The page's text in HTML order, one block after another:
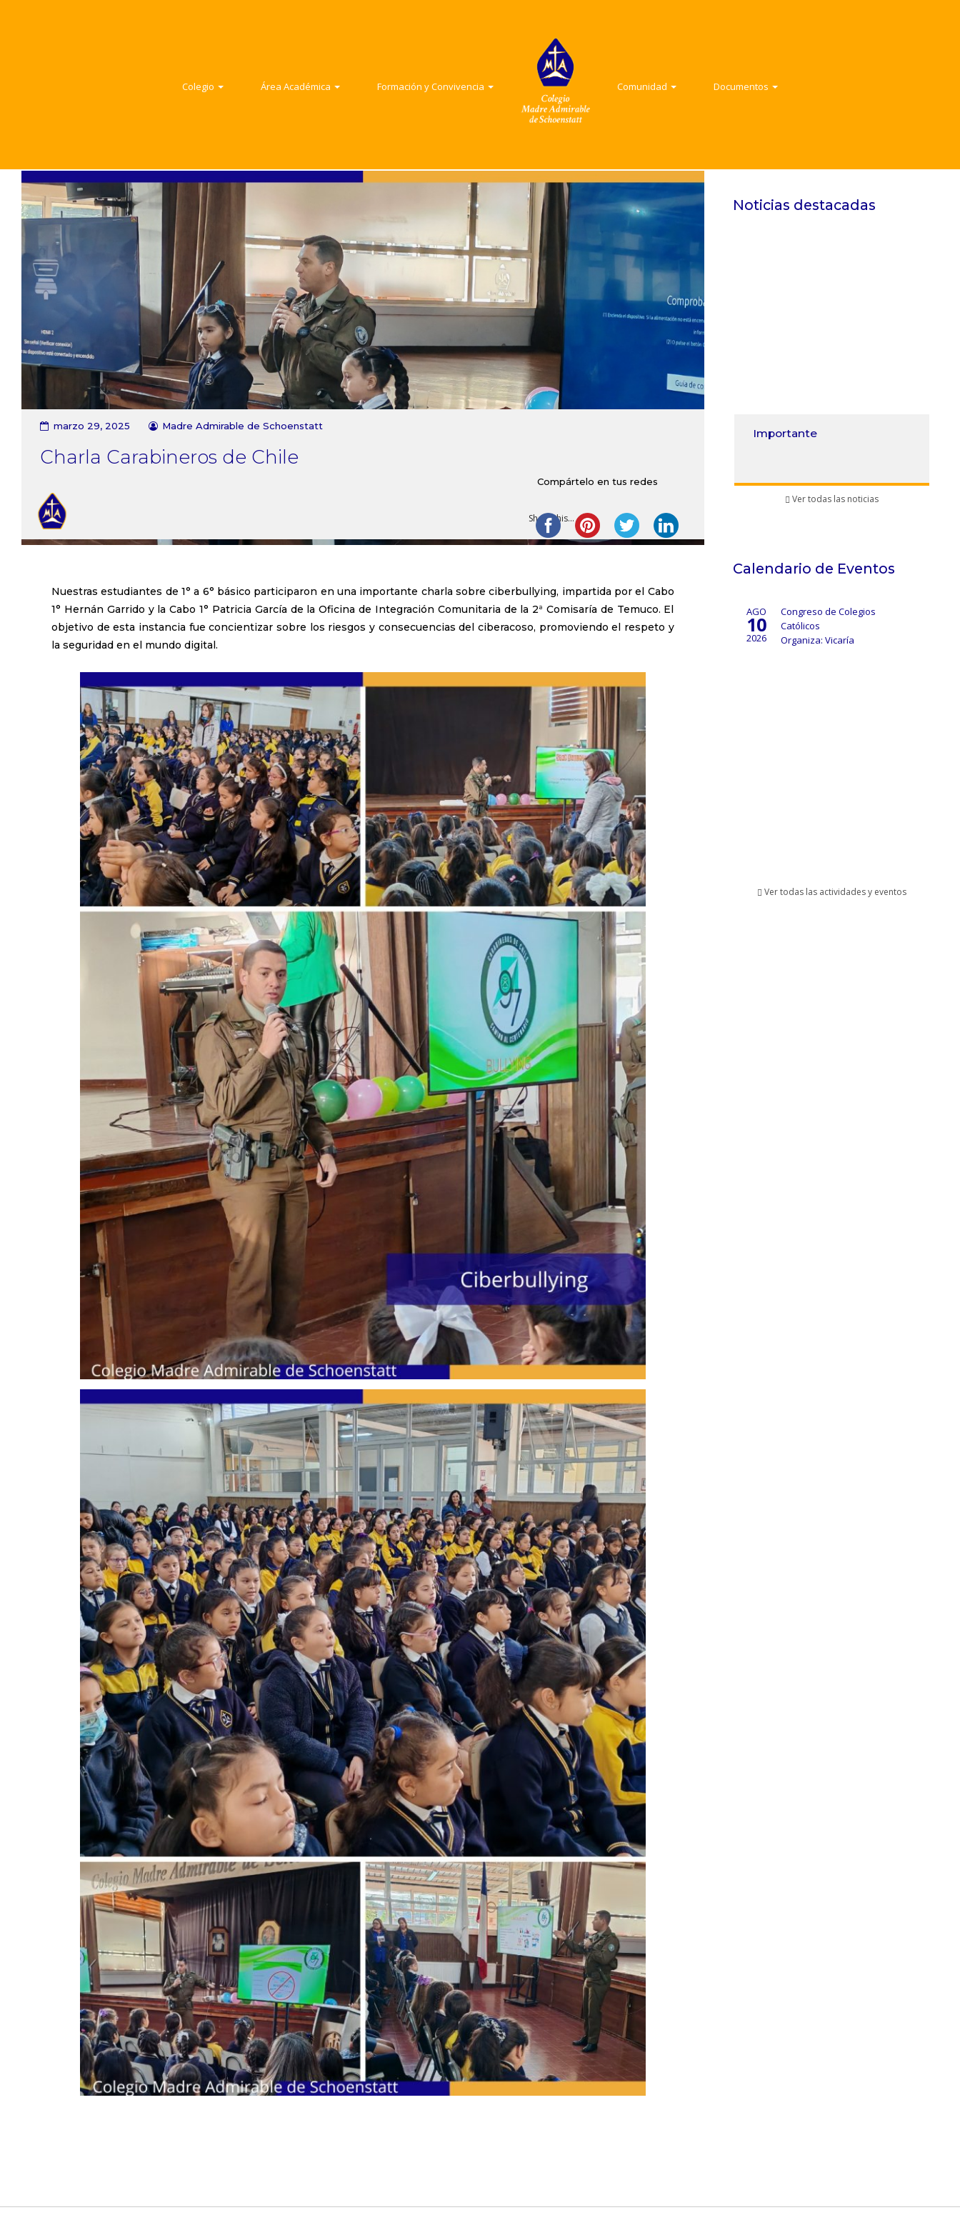
Colegio Área Académica Formación y Convivencia Comunidad Documentos
Convivencia Escolar
marzo 29, 2025 Madre Admirable de Schoenstatt
Charla Carabineros de Chile
Compártelo en tus redes
Share this...
Nuestras estudiantes de 1° a 6° básico participaron en una importante charla sobre ciberbullying, impartida por el Cabo
1° Hernán Garrido y la Cabo 1° Patricia García de la Oficina de Integración Comunitaria de la 2ª Comisaría de Temuco. El
objetivo de esta instancia fue concientizar sobre los riesgos y consecuencias del ciberacoso, promoviendo el respeto y
la seguridad en el mundo digital.
Noticias destacadas
¡Atención 4° básico!
Ver todas las noticias
Calendario de Eventos
AGO
10
2026
Congreso de Colegios
Católicos
Organiza: Vicaría
Ver todas las actividades y eventos